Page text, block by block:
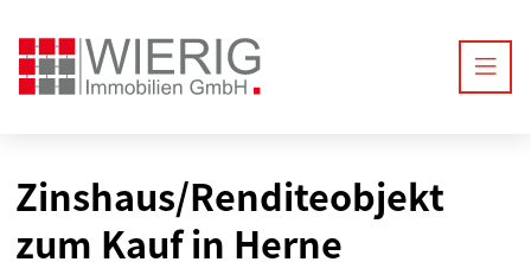
Zinshaus/Renditeobjekt
zum Kauf in Herne